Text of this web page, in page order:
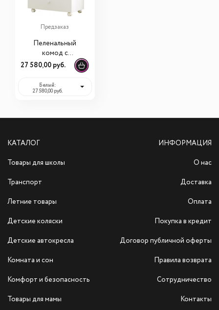
Предзаказ
Пеленальный
комод с
ванночкой Pali
Smart Bosco (Пали
Смарт Боско)
27 580,00 руб.
Белый:
27 580,00 руб.
КАТАЛОГ
Товары для школы
Транспорт
Летние товары
Детские коляски
Детские автокресла
Комната и сон
Комфорт и безопасность
Товары для мамы
ИНФОРМАЦИЯ
О нас
Доставка
Оплата
Покупка в кредит
Договор публичной оферты
Правила возврата
Сотрудничество
Контакты